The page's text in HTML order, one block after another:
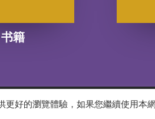
书籍
Bible Seminary. All rights
更好的瀏覽體驗，如果您繼續使用